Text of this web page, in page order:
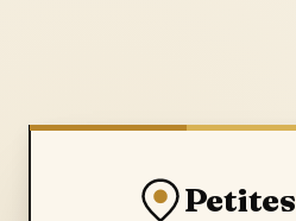
Petites